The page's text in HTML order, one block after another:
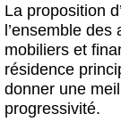
La proposition
l’ensemble des
mobiliers et
résidence
donner une
progressivité.